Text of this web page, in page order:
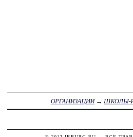
ОРГАНИЗАЦИИ→ ШКОЛЫ-